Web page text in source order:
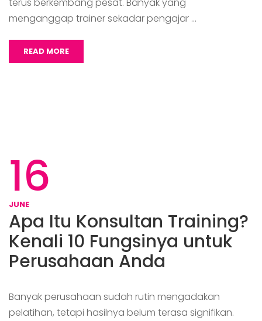
menganggap trainer sekadar pengajar …
READ MORE
16
JUNE
Apa Itu Konsultan Training?
Kenali 10 Fungsinya untuk
Perusahaan Anda
Banyak perusahaan sudah rutin mengadakan
pelatihan, tetapi hasilnya belum terasa signifikan.